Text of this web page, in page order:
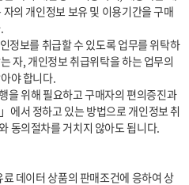
의 개인정보 보유 및 이용기간을 구매
자, 개인정보 취급위탁을 하는 업무의
야 합니다.
에서 정하고 있는 방법으로 개인정보 취
동의절차를 거치지 않아도 됩니다.